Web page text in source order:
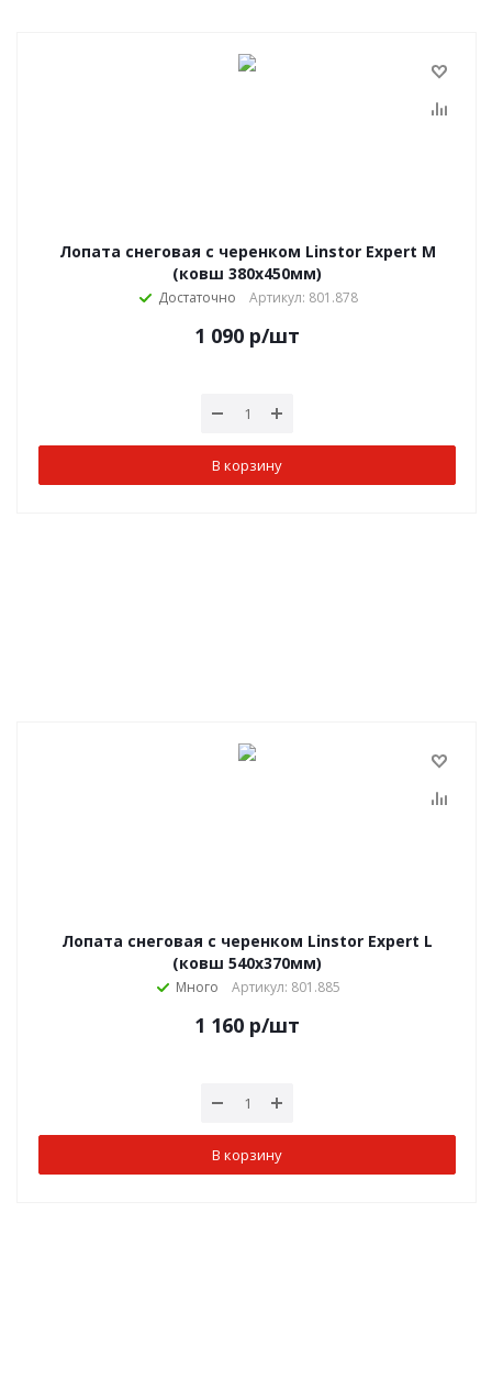
Лопата снеговая с черенком Linstor Expert M
(ковш 380х450мм)
Достаточно Артикул: 801.878
1 090 р/шт
В корзину
Лопата снеговая с черенком Linstor Expert L
(ковш 540х370мм)
Много Артикул: 801.885
1 160 р/шт
В корзину